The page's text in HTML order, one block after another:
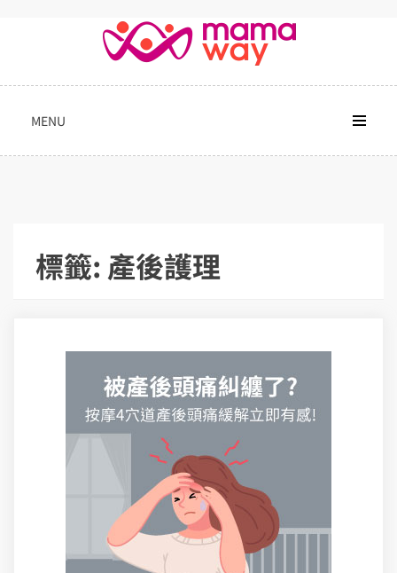
MENU
標籤: 產後護理